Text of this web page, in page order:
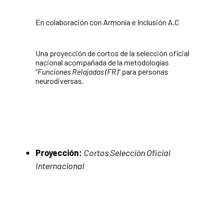
En colaboración con Armonía e Inclusión A.C
Una proyección de cortos de la selección oficial
nacional acompañada de la metodologías
“Funciones Relajadas (FR)”para personas
neurodiversas.
Proyección: Cortos Selección Oficial
Internacional